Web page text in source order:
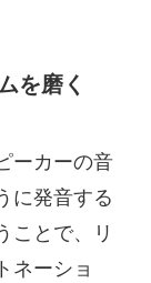
を磨く
ーカーの音
に発音する
ことで、リ
ネーショ